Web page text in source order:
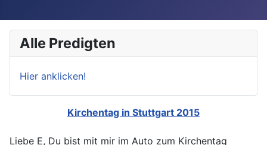
Alle Predigten
Hier anklicken!
Kirchentag in Stuttgart 2015
Liebe E, Du bist mit mir im Auto zum Kirchentag